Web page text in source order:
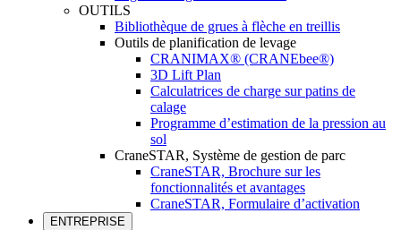
OUTILS
Bibliothèque de grues à flèche en treillis
Outils de planification de levage
CRANIMAX® (CRANEbee®)
3D Lift Plan
Calculatrices de charge sur patins de
calage
Programme d’estimation de la pression au
sol
CraneSTAR, Système de gestion de parc
CraneSTAR, Brochure sur les
fonctionnalités et avantages
CraneSTAR, Formulaire d’activation
ENTREPRISE